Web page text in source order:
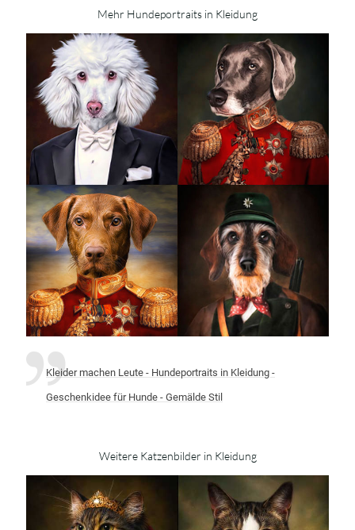
Mehr Hundeportraits in Kleidung
Kleider machen Leute - Hundeportraits in Kleidung -
Geschenkidee für Hunde - Gemälde Stil
Weitere Katzenbilder in Kleidung